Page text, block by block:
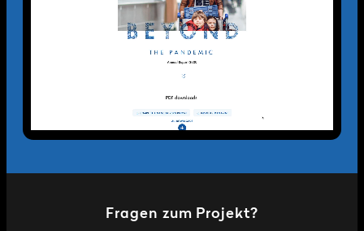
Fragen zum Projekt?